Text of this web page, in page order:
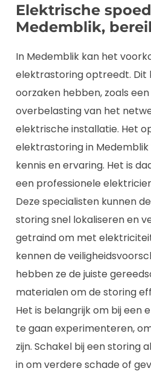
Elektrische
Medemblik,
In Medemblik kan het
elektrastoring optreedt. Dit
oorzaken hebben, zoals
overbelasting van het
elektrische installatie. Het
elektrastoring in
kennis en ervaring. Het is
een professionele
Deze specialisten kunnen
storing snel lokaliseren en
getraind om met
kennen de
hebben ze de juiste
materialen om de storing
Het is belangrijk om bij een
te gaan experimenteren,
zijn. Schakel bij een storing
in om verdere schade of